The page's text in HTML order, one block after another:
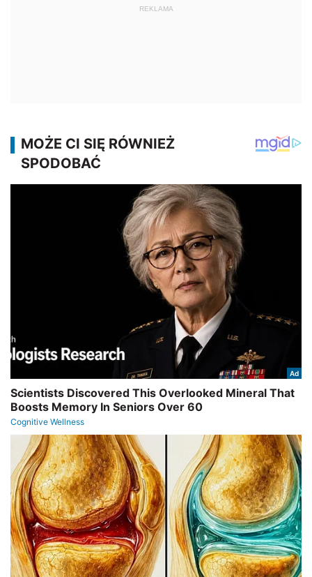
REKLAMA